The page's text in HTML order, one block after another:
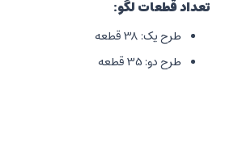
تعداد قطعات لگو:
طرح یک: 38 قطعه
طرح دو: 35 قطعه